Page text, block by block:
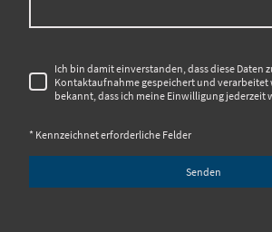
Ich bin damit einverstanden, dass diese Daten
Kontaktaufnahme gespeichert und verarbeitet
bekannt, dass ich meine Einwilligung jederzeit
* Kennzeichnet erforderliche Felder
Senden